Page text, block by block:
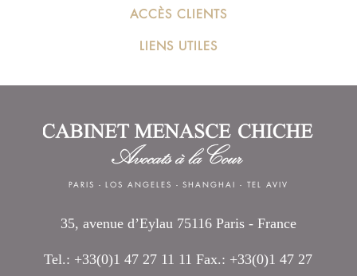
ACCÈS CLIENTS
LIENS UTILES
PARIS -LOS ANGELES -SHANGHAI - TEL AVIV
35, avenue d’Eylau 75116 Paris - France
Tel.: +33(0)1 47 27 11 11 Fax.: +33(0)1 47 27